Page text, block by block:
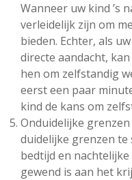
Wanneer uw kind ’s
verleidelijk zijn om
bieden. Echter, als
directe aandacht,
hen om zelfstandig
eerst een paar
kind de kans om
Onduidelijke
duidelijke grenzen
bedtijd en
gewend is aan het